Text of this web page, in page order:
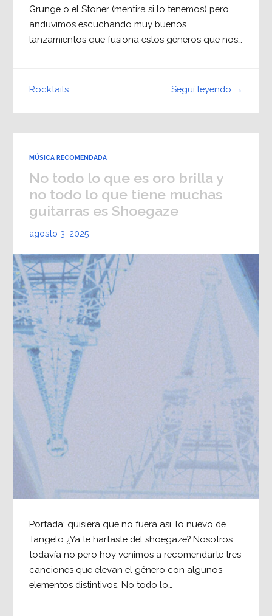
Grunge o el Stoner (mentira si lo tenemos) pero
anduvimos escuchando muy buenos
lanzamientos que fusiona estos géneros que nos…
Seguí leyendo →
Rocktails
MÚSICA RECOMENDADA
No todo lo que es oro brilla y
no todo lo que tiene muchas
guitarras es Shoegaze
agosto 3, 2025
Portada: quisiera que no fuera asi, lo nuevo de
Tangelo ¿Ya te hartaste del shoegaze? Nosotros
todavía no pero hoy venimos a recomendarte tres
canciones que elevan el género con algunos
elementos distintivos. No todo lo…